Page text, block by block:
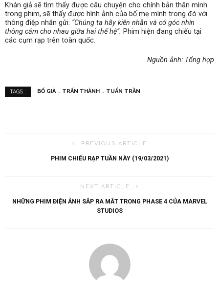
Khán giả sẽ tìm thấy được câu chuyện cho chính bản thân mình
trong phim, sẽ thấy được hình ảnh của bố mẹ mình trong đó với
thông điệp nhắn gửi: “Chúng ta hãy kiên nhẫn và có góc nhìn
thông cảm cho nhau giữa hai thế hệ”. Phim hiện đang chiếu tại
các cụm rạp trên toàn quốc.
Nguồn ảnh: Tổng hợp
TAGS : BỐ GIÀ TRẤN THÀNH TUẤN TRẦN
PREVIOUS ARTICLE
PHIM CHIẾU RẠP TUẦN NÀY (19/03/2021)
NEXT ARTICLE
NHỮNG PHIM ĐIỆN ẢNH SẮP RA MẮT TRONG PHASE 4 CỦA MARVEL
STUDIOS